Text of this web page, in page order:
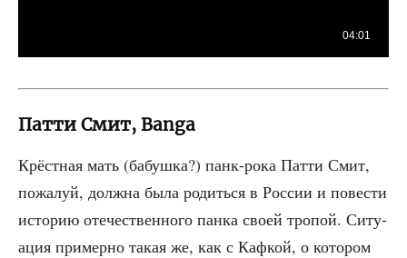
Патти Смит, Banga
Крёст­ная мать (бабуш­ка?) панк-рока Пат­ти Смит,
пожа­луй, долж­на была родить­ся в Рос­сии и пове­сти
исто­рию оте­че­ствен­но­го пан­ка сво­ей тро­пой. Ситу­
а­ция при­мер­но такая же, как с Каф­кой, о кото­ром